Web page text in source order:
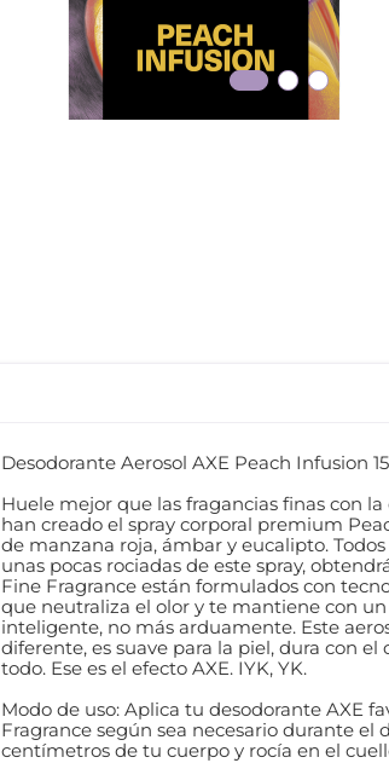
Desodorante Aerosol AXE Peach Infusion
Huele mejor que las fragancias finas con
han creado el spray corporal premium
de manzana roja, ámbar y eucalipto.
unas pocas rociadas de este spray,
Fine Fragrance están formulados con
que neutraliza el olor y te mantiene con
inteligente, no más arduamente. Este
diferente, es suave para la piel, dura con
todo. Ese es el efecto AXE. IYK, YK.
Modo de uso: Aplica tu desodorante AXE
Fragrance según sea necesario durante el
centímetros de tu cuerpo y rocía en el